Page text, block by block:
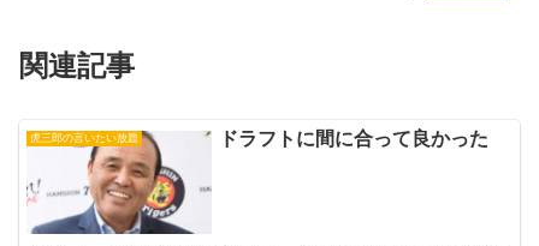
関連記事
虎三郎の言いたい放題 ドラフトに間に合って良かった